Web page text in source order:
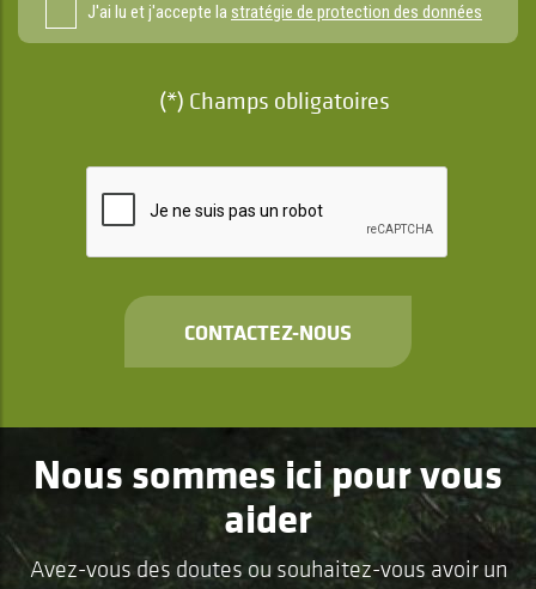
J'ai lu et j'accepte lastratégie de protection des données
(*) Champs obligatoires
CONTACTEZ-NOUS
Nous sommes ici pour vous
aider
Avez-vous des doutes ou souhaitez-vous avoir un